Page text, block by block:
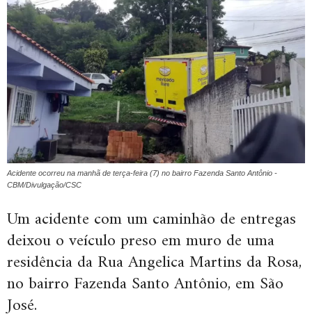
Acidente ocorreu na manhã de terça-feira (7) no bairro Fazenda Santo Antônio -
CBM/Divulgação/CSC
Um acidente com um caminhão de entregas
deixou o veículo preso em muro de uma
residência da Rua Angelica Martins da Rosa,
no bairro Fazenda Santo Antônio, em São
José.